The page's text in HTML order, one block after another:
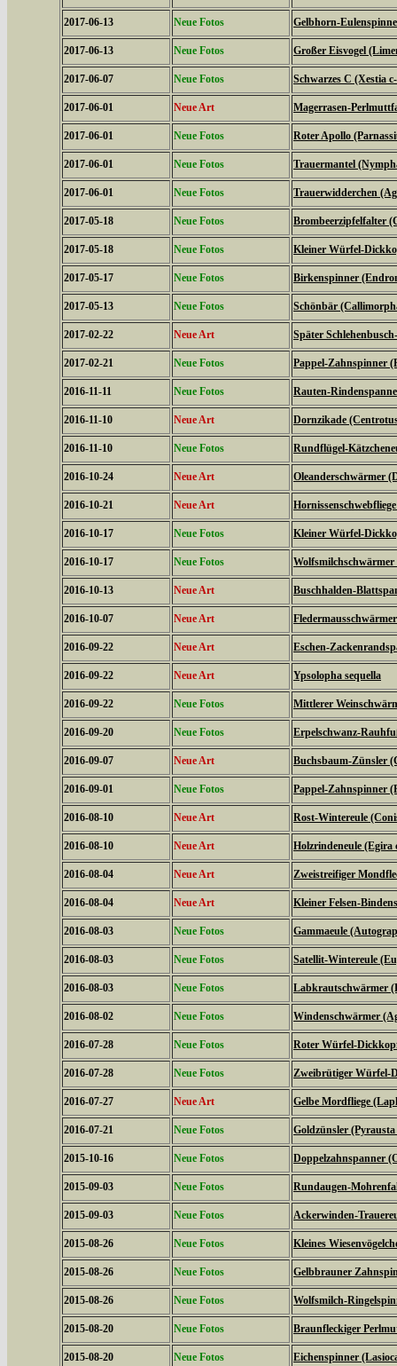
2017-06-13 Neue Fotos Gelbhorn-
2017-06-13 Neue Fotos Großer Eisvogel
2017-06-07 Neue Fotos Schwarzes C (Xestia
2017-06-01 Neue Art Magerrasen-
2017-06-01 Neue Fotos Roter Apollo
2017-06-01 Neue Fotos Trauermantel
2017-06-01 Neue Fotos Trauerwidderchen
2017-05-18 Neue Fotos Brombeerzipfelfalter
2017-05-18 Neue Fotos Kleiner Würfel-
2017-05-17 Neue Fotos Birkenspinner
2017-05-13 Neue Fotos Schönbär
2017-02-22 Neue Art Später
2017-02-21 Neue Fotos Pappel-Zahnspinner
2016-11-11 Neue Fotos Rauten-
2016-11-10 Neue Art Dornzikade
2016-11-10 Neue Fotos Rundflügel-
2016-10-24 Neue Art Oleanderschwärmer
2016-10-21 Neue Art
2016-10-17 Neue Fotos Kleiner Würfel-
2016-10-17 Neue Fotos
2016-10-13 Neue Art Buschhalden-
2016-10-07 Neue Art
2016-09-22 Neue Art Eschen-
2016-09-22 Neue Art Ypsolopha sequella
2016-09-22 Neue Fotos Mittlerer
2016-09-20 Neue Fotos Erpelschwanz-
2016-09-07 Neue Art Buchsbaum-Zünsler
2016-09-01 Neue Fotos Pappel-Zahnspinner
2016-08-10 Neue Art Rost-Wintereule
2016-08-10 Neue Art Holzrindeneule (Egira
2016-08-04 Neue Art Zweistreifiger
2016-08-04 Neue Art Kleiner Felsen-
2016-08-03 Neue Fotos Gammaeule
2016-08-03 Neue Fotos Satellit-Wintereule
2016-08-03 Neue Fotos Labkrautschwärmer
2016-08-02 Neue Fotos Windenschwärmer
2016-07-28 Neue Fotos Roter Würfel-
2016-07-28 Neue Fotos Zweibrütiger Würfel-
2016-07-27 Neue Art Gelbe Mordfliege
2016-07-21 Neue Fotos Goldzünsler
2015-10-16 Neue Fotos Doppelzahnspanner
2015-09-03 Neue Fotos Rundaugen-
2015-09-03 Neue Fotos Ackerwinden-
2015-08-26 Neue Fotos Kleines
2015-08-26 Neue Fotos Gelbbrauner
2015-08-26 Neue Fotos Wolfsmilch-
2015-08-20 Neue Fotos Braunfleckiger
2015-08-20 Neue Fotos Eichenspinner